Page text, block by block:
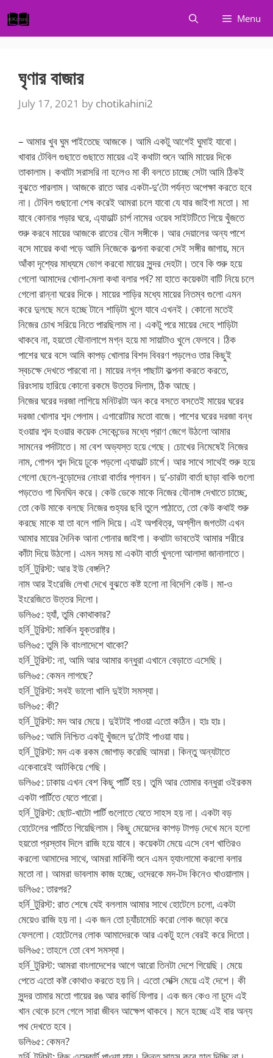
to
content
Menu
ঘৃণার বাজার
July 17, 2021 by chotikahini2
– আমার খুব ঘুম পাইতেছে আজকে। আমি একটু আগেই ঘুমাই যাবো।
খাবার টেবিল গুছাতে গুছাতে মায়ের এই কথাটা শুনে আমি মায়ের দিকে
তাকালাম। কথাটা সরাসরি না হলেও মা কী বলতে চাচ্ছে সেটা আমি ঠিকই
বুঝতে পারলাম। আজকে রাতে আর একটা-দু’টো পর্যন্ত অপেক্ষা করতে হবে
না। টেবিল গুছানো শেষ করেই আমরা চলে যাবো যে যার জাইগা মতো। মা
যাবে কোনার পড়ার ঘরে, এ্যাডাল্ট চার্প নামের ওয়েব সাইটটিতে গিয়ে খুঁজতে
শুরু করবে মায়ের আজকে রাতের যৌন সঙ্গীকে। আর দেয়ালের অন্য পাশে
বসে মায়ের কথা পড়ে আমি নিজেকে কল্পনা করবো সেই সঙ্গীর জাগায়, মনে
আঁকা দৃশ্যের মাধ্যমে ভোগ করবো মায়ের সুন্দর দেহটা। তবে কি শুরু হয়ে
গেলো আমাদের খোলা-মেলা কথা বলার পর্ব? মা হাতে কয়েকটা বাটি নিয়ে চলে
গেলো রান্না ঘরের দিকে। মায়ের শাড়ির মধ্যে মায়ের নিতম্ব গুলো এমন
করে দুলছে মনে হচ্ছে টানে শাড়িটা খুলে যাবে এখনই। কোনো মতেই
নিজের চোখ সরিয়ে নিতে পারছিলাম না। একটু পরে মায়ের দেহে শাড়িটা
থাকবে না, হয়তো যৌনালাপে মগ্ন হয়ে মা সায়াটাও খুলে ফেলবে। ঠিক
পাশের ঘরে বসে আমি কাপড় খোলার বিশদ বিবরণ পড়লেও তার কিছুই
স্বচক্ষে দেখতে পারবো না। মায়ের নগ্ন পাছাটা কল্পনা করতে করতে,
রিরংসায় হারিয়ে কোনো রকমে উত্তর দিলাম, ঠিক আছে।
নিজের ঘরের দরজা লাগিয়ে মনিটরটা অন করে বসতে বসতেই মায়ের ঘরের
দরজা খোলার শব্দ পেলাম। এগারোটার মতো বাজে। পাশের ঘরের দরজা বন্ধ
হওয়ার শব্দ হওয়ার কয়েক সেকেন্ডের মধ্যে প্রাণ জেগে উঠলো আমার
সামনের পর্দাটাতে। মা বেশ অভ্যস্ত হয়ে গেছে। চোখের নিমেষেই নিজের
নাম, গোপন শব্দ দিয়ে ঢুকে পড়লো এ্যাডাল্ট চার্পে। আর সাথে সাথেই শুরু হয়ে
গেলো ছেলে-বুড়োদের নোংরা বার্তার প্লাবন। দু’-চারটা বার্তা ছাড়া বাকি গুলো
পড়তেও গা ঘিনঘিন করে। কেউ ডেকে মাকে নিজের যৌনাঙ্গ দেখাতে চাচ্ছে,
তো কেউ মাকে বলছে নিজের গুহ্যর ছবি তুলে পাঠাতে, তো কেউ কথাই শুরু
করছে মাকে যা তা বলে গালি দিয়ে। এই অপবিত্র, অশ্লীল জগতটা এখন
আমার মায়ের দৈনিক আনা গোনার জাইগা। কথাটা ভাবতেই আমার শরীরে
কাঁটা দিয়ে উঠলো। এমন সময় মা একটা বার্তা খুললো আলাদা জানালাতে।
হর্নি_টুরিস্ট: আর ইউ বেঙ্গলি?
নাম আর ইংরেজি লেখা দেখে বুঝতে কষ্ট হলো না বিদেশি কেউ। মা-ও
ইংরেজিতে উত্তর দিলো।
ডলি৬৫: হ্যাঁ, তুমি কোথাকার?
হর্নি_টুরিস্ট: মার্কিন যুক্তরাষ্ট্র।
ডলি৬৫: তুমি কি বাংলাদেশে থাকো?
হর্নি_টুরিস্ট: না, আমি আর আমার বন্ধুরা এখানে বেড়াতে এসেছি।
ডলি৬৫: কেমন লাগছে?
হর্নি_টুরিস্ট: সবই ভালো খালি দুইটা সমস্যা।
ডলি৬৫: কী?
হর্নি_টুরিস্ট: মদ আর মেয়ে। দুইটাই পাওয়া এতো কঠিন। হাঃ হাঃ।
ডলি৬৫: আমি নিশ্চিত একটু খুঁজলে দু’টোই পাওয়া যায়।
হর্নি_টুরিস্ট: মদ এক রকম জোগাড় করেছি আমরা। কিন্তু অন্যটাতে
একেবারেই আটকিয়ে গেছি।
ডলি৬৫: ঢাকায় এখন বেশ কিছু পার্টি হয়। তুমি আর তোমার বন্ধুরা ওইরকম
একটা পার্টিতে যেতে পারো।
হর্নি_টুরিস্ট: ছোট-খাটো পার্টি গুলোতে যেতে সাহস হয় না। একটা বড়
হোটেলের পার্টিতে গিয়েছিলাম। কিছু মেয়েদের কাপড় টাপড় দেখে মনে হলো
হয়তো প্রস্তাব দিলে রাজি হয়ে যাবে। কয়েকটা মেয়ে এসে বেশ খাতিরও
করলো আমাদের সাথে, আমরা মার্কিনী শুনে এমন হ্যাংলামো করলো বলার
মতো না। আমরা ভাবলাম কাজ হচ্ছে, ওদেরকে মদ-টদ কিনেও খাওয়ালাম।
ডলি৬৫: তারপর?
হর্নি_টুরিস্ট: রাত শেষে যেই বললাম আমার সাথে হোটেলে চলো, একটা
মেয়েও রাজি হয় না। এক জন তো চ্যাঁচামেচি করো লোক জড়ো করে
ফেললো। হোটেলের লোক আমাদেরকে আর একটু হলে বেরই করে দিতো।
ডলি৬৫: তাহলে তো বেশ সমস্যা।
হর্নি_টুরিস্ট: আমরা বাংলাদেশের আগে আরো তিনটা দেশে গিয়েছি। মেয়ে
পেতে এতো কষ্ট কোথাও করতে হয় নি। এতো সেক্সি মেয়ে এই দেশে। কী
সুন্দর তামার মতো গায়ের রঙ আর কার্ভি ফিগার। এক জন কেও না চুদে এই
খান থেকে চলে গেলে সারা জীবন আক্ষেপ থাকবে। মনে হচ্ছে এই বার অন্য
পথ দেখতে হবে।
ডলি৬৫: কেমন?